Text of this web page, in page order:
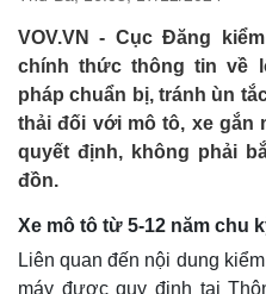
Chính trị
Đảng
Tổ chức nhân sự
Quốc hội
VOV.VN - Cục Đăng
chính thức thông tin về
pháp chuẩn bị, tránh ùn
thải đối với mô tô, xe gắn
quyết định, không phải
đồn.
Xe mô tô từ 5-12 năm chu
Liên quan đến nội dung
máy được quy định tại